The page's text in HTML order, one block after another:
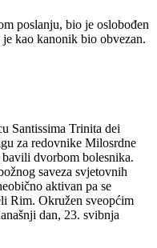
poslanju, bio je oslobođen
kao kanonik bio obvezan.
Santissima Trinita dei
za redovnike Milosrdne
dvorbom bolesnika.
saveza svjetovnih
aktivan pa se
Rim. Okružen sveopćim
dan, 23. svibnja